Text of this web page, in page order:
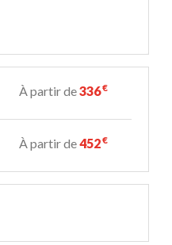
À partir de336€
À partir de452€